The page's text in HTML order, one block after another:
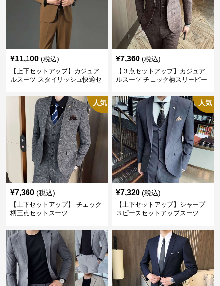
¥11,100 (税込)
【上下セットアップ】カジュア
ルスーツ スタイリッシュ快適セ
¥7,360 (税込)
【３点セットアップ】カジュア
ルスーツ チェック柄スリーピー
人気
¥7,360 (税込)
【上下セットアップ】 チェック
柄三点セットスーツ
人気
¥7,320 (税込)
【上下セットアップ】シャープ
３ピースセットアップスーツ